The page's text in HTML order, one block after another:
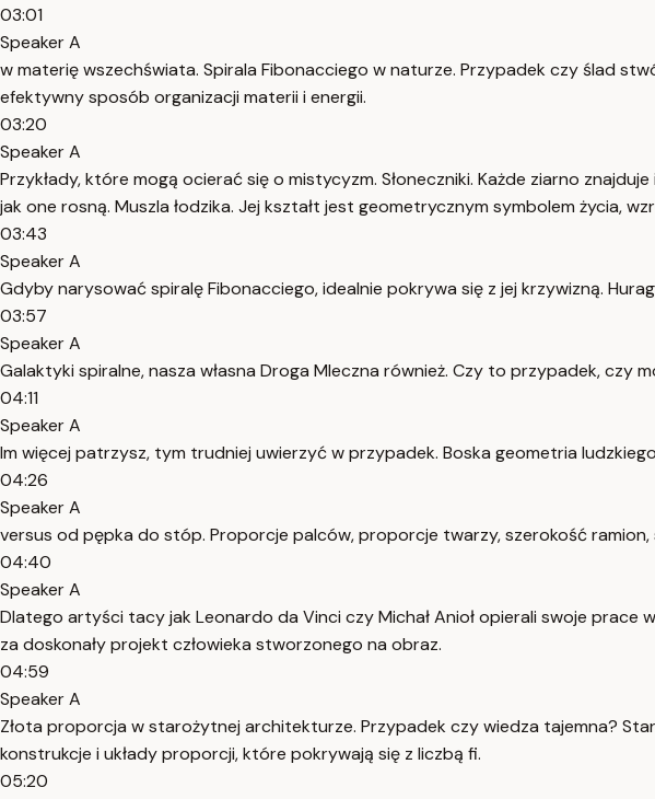
03:01
Speaker A
w materię wszechświata. Spirala Fibonacciego w naturze. Przypadek czy ślad
efektywny sposób organizacji materii i energii.
03:20
Speaker A
Przykłady, które mogą ocierać się o mistycyzm. Słoneczniki. Każde ziarno
jak one rosną. Muszla łodzika. Jej kształt jest geometrycznym symbolem życia,
03:43
Speaker A
Gdyby narysować spiralę Fibonacciego, idealnie pokrywa się z jej krzywizną.
03:57
Speaker A
Galaktyki spiralne, nasza własna Droga Mleczna również. Czy to przypadek,
04:11
Speaker A
Im więcej patrzysz, tym trudniej uwierzyć w przypadek. Boska geometria
04:26
Speaker A
versus od pępka do stóp. Proporcje palców, proporcje twarzy, szerokość ramion,
04:40
Speaker A
Dlatego artyści tacy jak Leonardo da Vinci czy Michał Anioł opierali swoje prace
za doskonały projekt człowieka stworzonego na obraz.
04:59
Speaker A
Złota proporcja w starożytnej architekturze. Przypadek czy wiedza tajemna?
konstrukcje i układy proporcji, które pokrywają się z liczbą fi.
05:20